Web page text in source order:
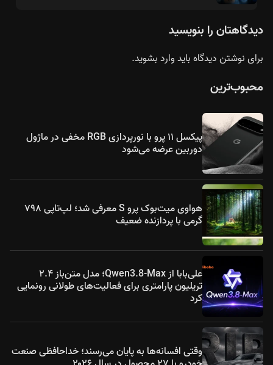
دیدگاهتان را بنویسید
برای نوشتن دیدگاه بایدوارد بشوید.
محبوب‌ترین
پیکسل ۱۱ پرو با نورپردازی RGB مخفی در ماژول
دوربین عرضه می‌شود
هواوی میت‌بوک پرو S معرفی شد؛ لپ‌تاپی ۷۹۸
گرمی با پردازنده ضعیف
علی‌بابا از Qwen3.8-Max؛ مدل متن‌باز ۲.۴
تریلیون پارامتری برای فعالیت‌های طولانی رونمایی
کرد
وقتی افسانه‌ها به پایان می‌رسند؛ خداحافظی صنعت